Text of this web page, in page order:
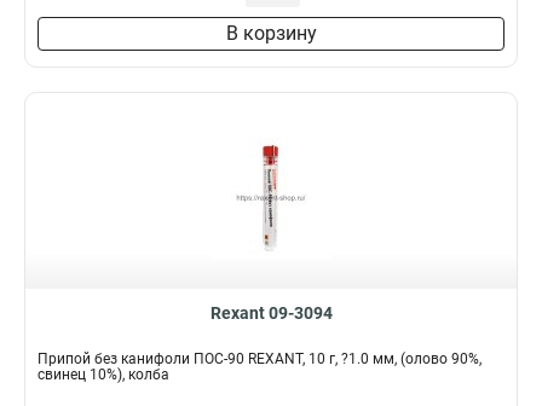
В корзину
Rexant 09-3094
Припой без канифоли ПОС-90 REXANT, 10 г, ?1.0 мм, (олово 90%,
свинец 10%), колба